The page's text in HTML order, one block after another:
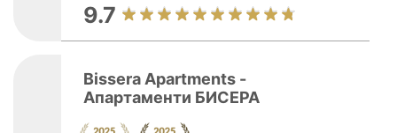
9.7
Bissera Apartments -
Апартаменти БИСЕРА